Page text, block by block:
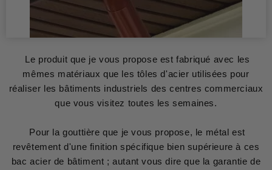
Le produit que je vous propose est fabriqué avec les
mêmes matériaux que les tôles d'acier utilisées pour
réaliser les bâtiments industriels des centres commerciaux
que vous visitez toutes les semaines.
Pour la gouttière que je vous propose, le métal est
revêtement d'une finition spécifique bien supérieure à ces
bac acier de bâtiment ; autant vous dire que la garantie de